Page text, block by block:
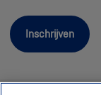
Inschrijven